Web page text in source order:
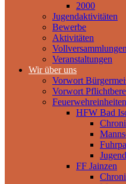
2000
Jugendaktivitäten
Bewerbe
Aktivitäten
Vollversammlungen
Veranstaltungen
Wir über uns
Vorwort
Vorwort
Feuerwehreinheiten
HFW Bad
FF Jainzen